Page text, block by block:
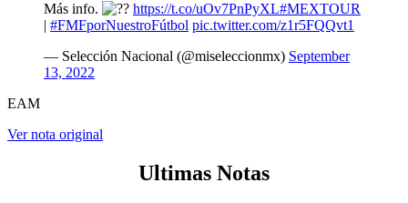
Más info.
https://t.co/uOv7PnPyXL#MEXTOUR
| #FMFporNuestroFútbol pic.twitter.com/z1r5FQQvt1
— Selección Nacional (@miseleccionmx) September
13, 2022
EAM
Ver nota original
Ultimas Notas